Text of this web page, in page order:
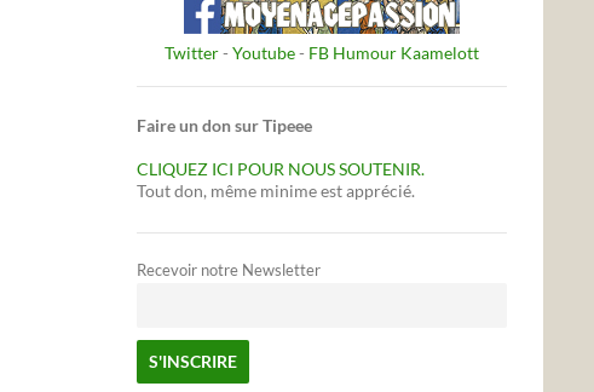
Twitter- Youtube- FB Humour Kaamelott
Faire un don sur Tipeee
CLIQUEZ ICI POUR NOUS SOUTENIR.
Tout don, même minime est apprécié.
Recevoir notre Newsletter